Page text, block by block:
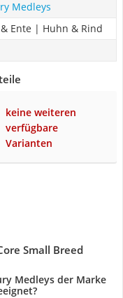
Medleys
Ente | Huhn & Rind
keine weiteren
verfügbare
Varianten
Small Breed
Medleys der Marke